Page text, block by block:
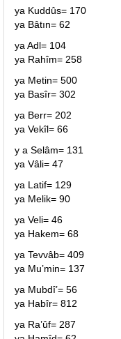
ya Kuddûs= 170
ya Bâtın= 62
ya Adl= 104
ya Rahîm= 258
ya Metin= 500
ya Basîr= 302
ya Berr= 202
ya Vekîl= 66
y a Selâm= 131
ya Vâli= 47
ya Latif= 129
ya Melik= 90
ya Veli= 46
ya Hakem= 68
ya Tevvâb= 409
ya Mu’min= 137
ya Mubdî’= 56
ya Habîr= 812
ya Ra’ûf= 287